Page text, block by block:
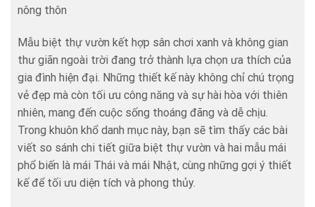
nông thôn
Mẫu biệt thự vườn kết hợp sân chơi xanh và không gian
thư giãn ngoài trời đang trở thành lựa chọn ưa thích của
gia đình hiện đại. Những thiết kế này không chỉ chú trọng
vẻ đẹp mà còn tối ưu công năng và sự hài hòa với thiên
nhiên, mang đến cuộc sống thoáng đãng và dễ chịu.
Trong khuôn khổ danh mục này, bạn sẽ tìm thấy các bài
viết so sánh chi tiết giữa biệt thự vườn và hai mẫu mái
phổ biến là mái Thái và mái Nhật, cùng những gợi ý thiết
kế để tối ưu diện tích và phong thủy.